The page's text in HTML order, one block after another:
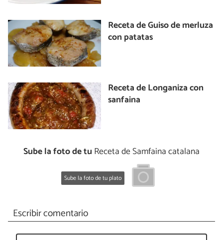
Receta de Guiso de merluza
con patatas
Receta de Longaniza con
sanfaina
Sube la foto de tu Receta de Samfaina catalana
Sube la foto de tu plato
Escribir comentario